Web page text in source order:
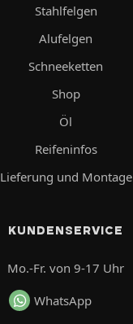
Stahlfelgen
Alufelgen
Schneeketten
Shop
Öl
Reifeninfos
Lieferung und Montage
KUNDENSERVICE
Mo.-Fr. von 9-17 Uhr
WhatsApp